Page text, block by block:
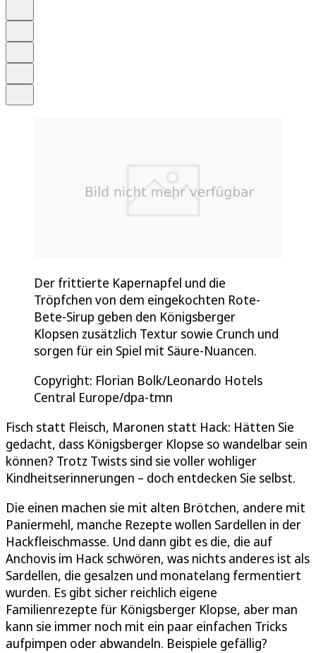
Der frittierte Kapernapfel und die
Tröpfchen von dem eingekochten Rote-
Bete-Sirup geben den Königsberger
Klopsen zusätzlich Textur sowie Crunch und
sorgen für ein Spiel mit Säure-Nuancen.
Copyright: Florian Bolk/Leonardo Hotels
Central Europe/dpa-tmn
Fisch statt Fleisch, Maronen statt Hack: Hätten Sie
gedacht, dass Königsberger Klopse so wandelbar sein
können? Trotz Twists sind sie voller wohliger
Kindheitserinnerungen – doch entdecken Sie selbst.
Die einen machen sie mit alten Brötchen, andere mit
Paniermehl, manche Rezepte wollen Sardellen in der
Hackfleischmasse. Und dann gibt es die, die auf
Anchovis im Hack schwören, was nichts anderes ist als
Sardellen, die gesalzen und monatelang fermentiert
wurden. Es gibt sicher reichlich eigene
Familienrezepte für Königsberger Klopse, aber man
kann sie immer noch mit ein paar einfachen Tricks
aufpimpen oder abwandeln. Beispiele gefällig?